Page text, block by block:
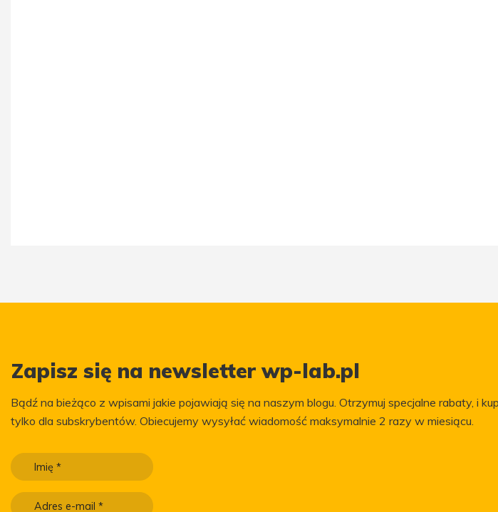
Zapisz się na newsletter wp-lab.pl
Bądź na bieżąco z wpisami jakie pojawiają się na naszym blogu. Otrzymuj specjalne rabaty, i
tylko dla subskrybentów. Obiecujemy wysyłać wiadomość maksymalnie 2 razy w miesiącu.